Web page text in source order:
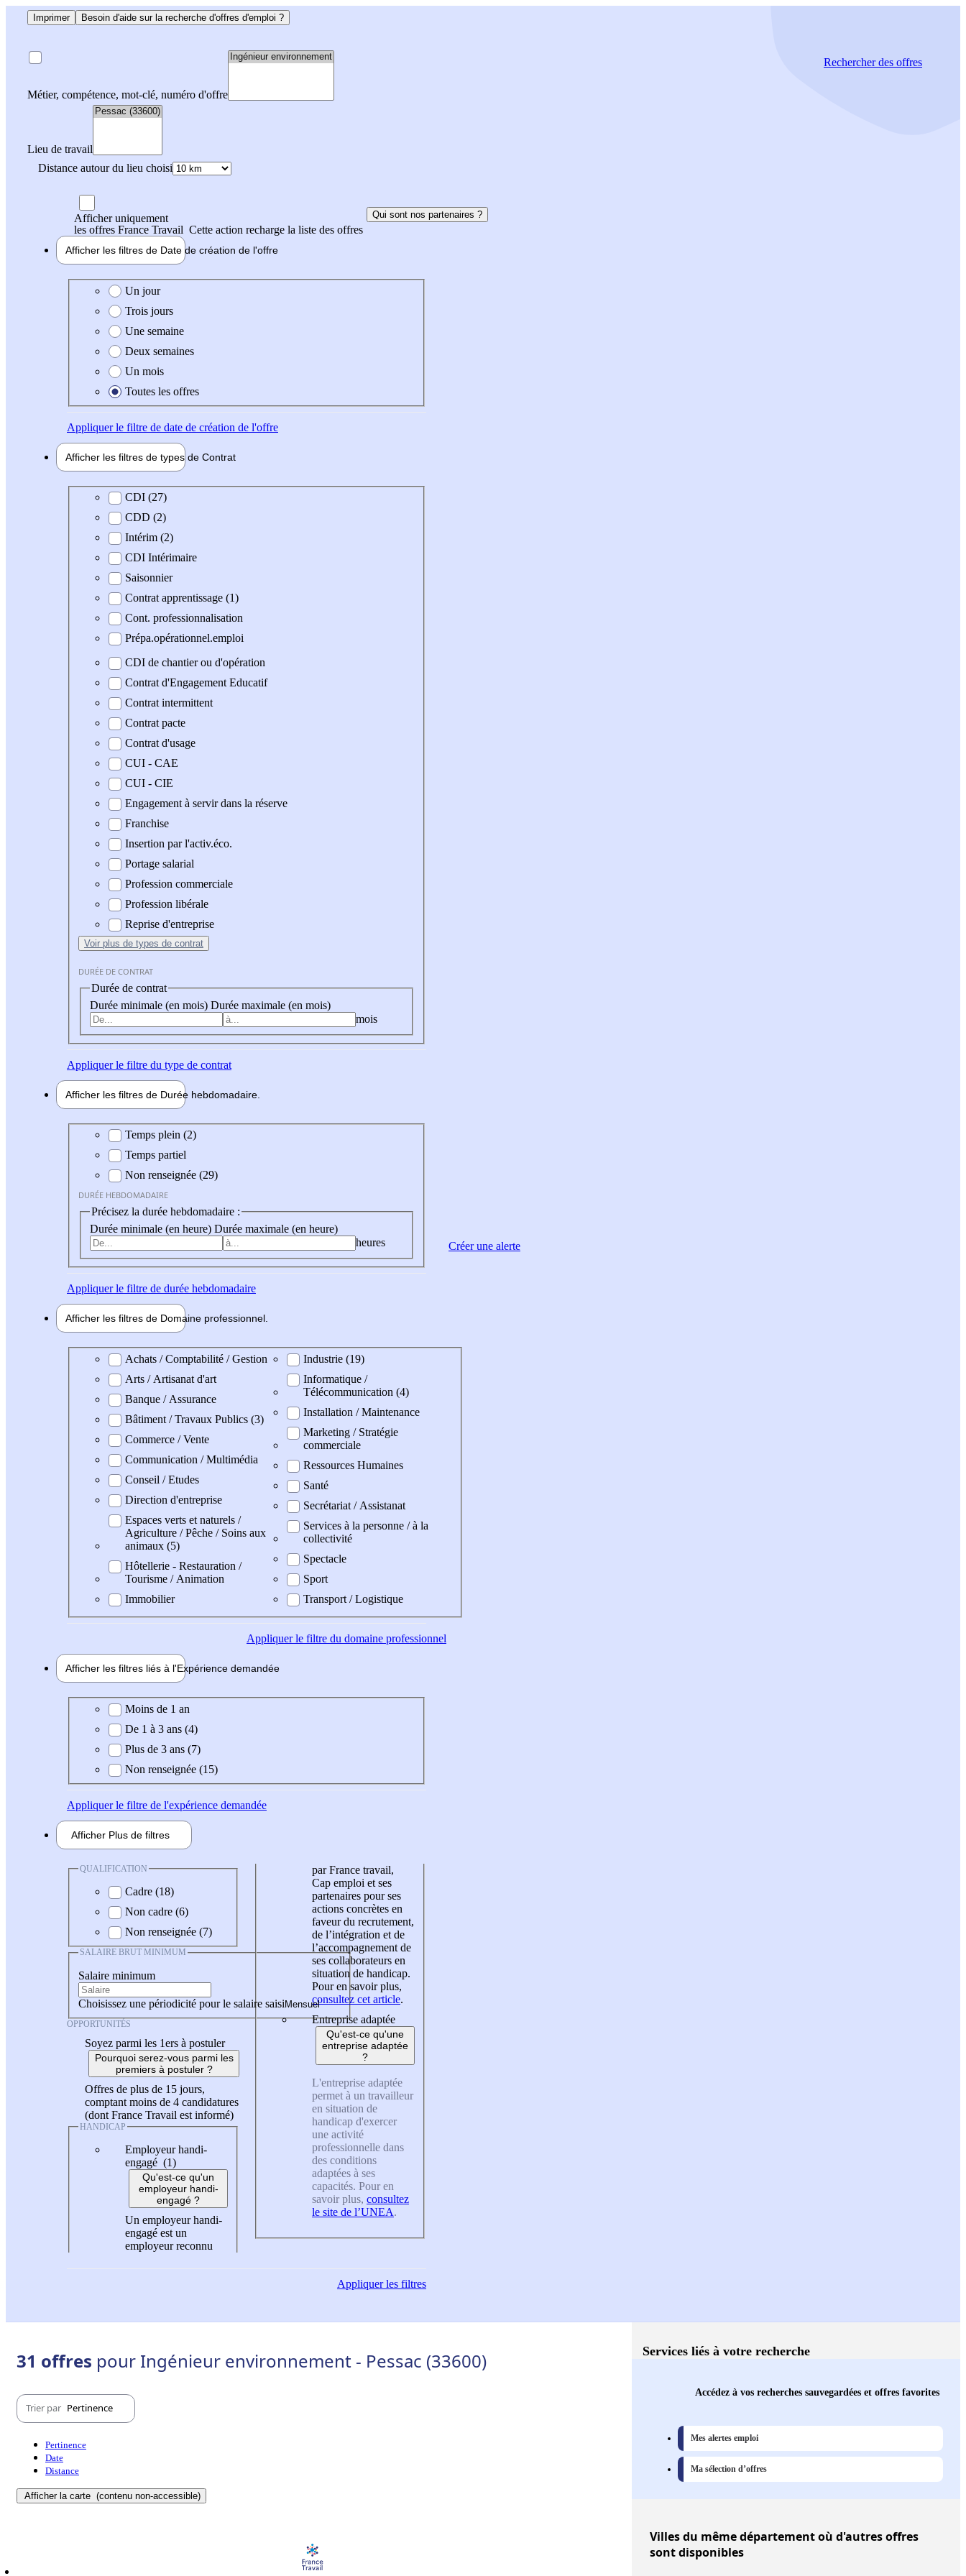
Imprimer Besoin d'aide sur la recherche d'offres d'emploi ?
Métier, compétence, mot-clé, numéro d'offre
Lieu de travail
Distance autour du lieu choisi
Rechercherdes offres
Afficher uniquement
les offres France Travail Cette action recharge la liste des offres
Qui sont nos partenaires ?
Afficher les filtres de Date de création de l'offre
Date de création de l'offre
Un jour
Trois jours
Une semaine
Deux semaines
Un mois
Toutes les offres
Appliquerle filtre de date de création de l'offre
Afficher les filtres de types de Contrat
Type de contratCDI (27)
CDD (2)
Intérim (2)
CDI Intérimaire
Saisonnier
Contrat apprentissage (1)
Cont. professionnalisation
Prépa.opérationnel.emploi
CDI de chantier ou d'opération
Contrat d'Engagement Educatif
Contrat intermittent
Contrat pacte
Contrat d'usage
CUI - CAE
CUI - CIE
Engagement à servir dans la réserve
Franchise
Insertion par l'activ.éco.
Portage salarial
Profession commerciale
Profession libérale
Reprise d'entreprise
Voir plus de types de contrat
DURÉE DE CONTRAT
Durée de contrat
Durée minimale (en mois) Durée maximale (en mois)
mois
Appliquerle filtre du type de contrat
Afficher les filtres de Durée hebdomadaire
Durée hebdomadaire
Temps plein (2)
Temps partiel
Non renseignée (29)
DURÉE HEBDOMADAIRE
Précisez la durée hebdomadaire :
Durée minimale (en heure) Durée maximale (en heure)
heures
Appliquerle filtre de durée hebdomadaire
Afficher les filtres de Domaine professionnel
Domaine professionel
Achats / Comptabilité / Gestion
Arts / Artisanat d'art
Banque / Assurance
Bâtiment / Travaux Publics (3)
Commerce / Vente
Communication / Multimédia
Conseil / Etudes
Direction d'entreprise
Espaces verts et naturels /
Agriculture / Pêche / Soins aux
animaux (5)
Hôtellerie - Restauration /
Tourisme / Animation
Immobilier
Industrie (19)
Informatique /
Télécommunication (4)
Installation / Maintenance
Marketing / Stratégie
commerciale
Ressources Humaines
Santé
Secrétariat / Assistanat
Services à la personne / à la
collectivité
Spectacle
Sport
Transport / Logistique
Appliquerle filtre du domaine professionnel
Afficher les filtres liés à l'Expérience demandée
Expérience demandée
Moins de 1 an
De 1 à 3 ans (4)
Plus de 3 ans (7)
Non renseignée (15)
Appliquerle filtre de l'expérience demandée
Afficher Plus de filtres
QUALIFICATION
Cadre (18)
Non cadre (6)
Non renseignée (7)
SALAIRE BRUT MINIMUM
Salaire minimum
Choisissez une périodicité pour le salaire saisi
OPPORTUNITÉS
Soyez parmi les 1ers à postuler
Pourquoi serez-vous parmi les
premiers à postuler ?
Offres de plus de 15 jours,
comptant moins de 4 candidatures
(dont France Travail est informé)
HANDICAP
Employeur handi-
engagé (1)
Qu'est-ce qu'un
employeur handi-
engagé ?
Un employeur handi-
engagé est un
employeur reconnu
par France travail,
Cap emploi et ses
partenaires pour ses
actions concrètes en
faveur du recrutement,
de l’intégration et de
l’accompagnement de
ses collaborateurs en
situation de handicap.
Pour en savoir plus,
consultez cet article.
Entreprise adaptée
Qu'est-ce qu'une
entreprise adaptée
?
L'entreprise adaptée
permet à un travailleur
en situation de
handicap d'exercer
une activité
professionnelle dans
des conditions
adaptées à ses
capacités. Pour en
savoir plus, consultez
le site de l’UNEA.
Appliquerles filtres
Créer une alerte
31 offres pour Ingénieur environnement - Pessac (33600)
Trier par Pertinence
Pertinence
Date
Distance
Afficher la carte (contenu non-accessible)
Services liés à votre recherche
Accédez à vos recherches sauvegardées et offres favorites
Mes alertes emploi
Ma sélection d’offres
Villesdu même département où d'autres offres
sont disponibles